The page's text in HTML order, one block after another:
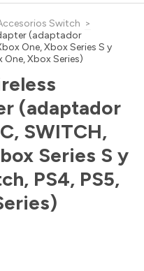
Switch >
(adaptador
One, Xbox Series S y
Xbox Series)
(adaptador
SWITCH,
Series S y
PS4, PS5,